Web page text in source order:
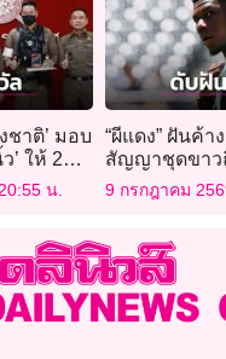
ชาติ’ มอบ
’ ให้ 2
อร์
20:55 น.
“ผีแดง” ฝันค้า
สัญญาชุดขาว
9 กรกฎาคม